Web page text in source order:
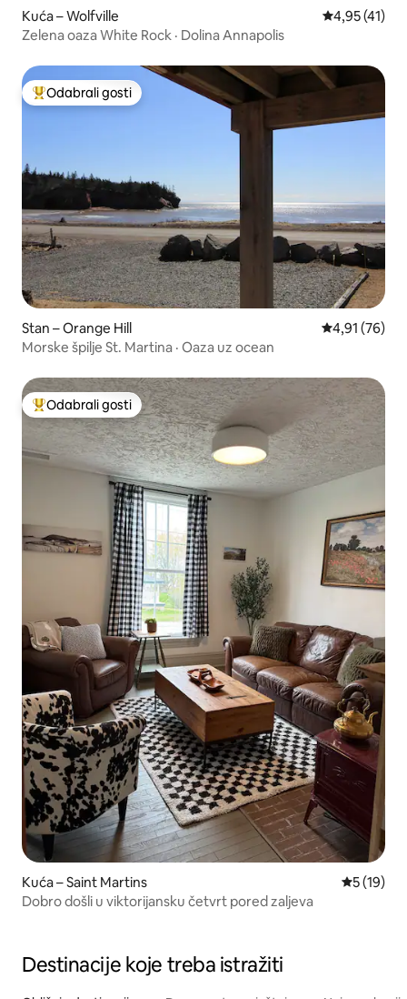
Kuća – Wolfville Prosječna
4,95 (41)
Zelena oaza White Rock · Dolina Annapolis
Među najviše rangiranima s oznakom „Odabrali gosti”
Odabrali gosti
Stan – Orange Hill Prosječna
4,91 (76)
Morske špilje St. Martina · Oaza uz ocean
Među najviše rangiranima s oznakom „Odabrali gosti”
Odabrali gosti
Kuća – Saint Martins Prosječna
5 (19)
Dobro došli u viktorijansku četvrt pored zaljeva
Destinacije koje treba istražiti